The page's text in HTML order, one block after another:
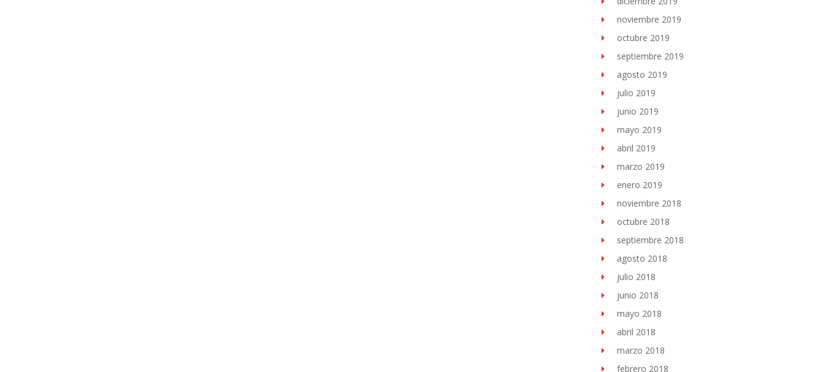
noviembre 2019
octubre 2019
septiembre 2019
agosto 2019
julio 2019
junio 2019
mayo 2019
abril 2019
marzo 2019
enero 2019
noviembre 2018
octubre 2018
septiembre 2018
agosto 2018
julio 2018
junio 2018
mayo 2018
abril 2018
marzo 2018
febrero 2018